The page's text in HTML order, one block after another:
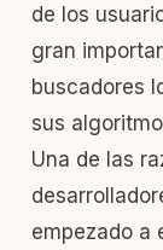
de los
gran
buscadores
sus
Una de las
empezado a